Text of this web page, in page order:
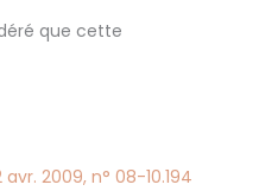
que cette
avr. 2009, n° 08-10.194